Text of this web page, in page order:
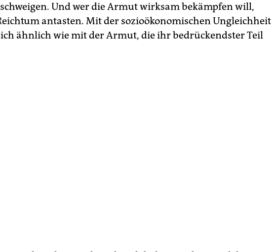
Und wer die Armut wirksam bekämpfen will,
antasten. Mit der sozioökonomischen Ungleichheit
ähnlich wie mit der Armut, die ihr bedrückendster Teil